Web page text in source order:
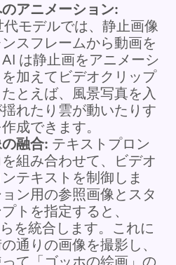
アニメーション:
モデルでは、静止画像
スフレームから動画を
は静止画をアニメーシ
加えてビデオクリップ
とえば、風景写真を入
れたり雲が動いたりす
成できます。
融合: テキストプロン
組み合わせて、ビデオ
テキストを制御しま
ン用の参照画像とスタ
トを指定すると、
を統合します。これに
通りの画像を撮影し、